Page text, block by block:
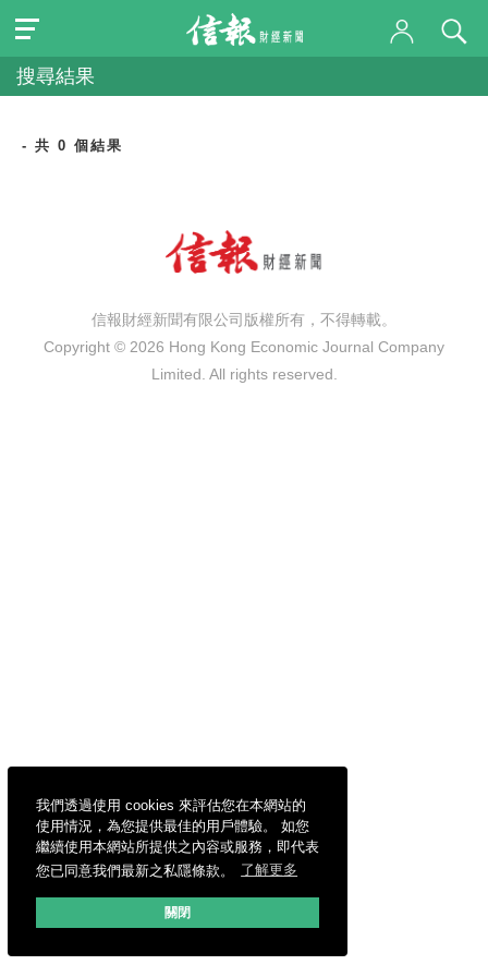
我們透過使用 cookies 來評估您在本網站的
使用情況，為您提供最佳的用戶體驗。 如您
繼續使用本網站所提供之內容或服務，即代表
您已同意我們最新之私隱條款。
了解更多
關閉
搜尋結果
- 共 0 個結果
信報財經新聞有限公司版權所有，不得轉載。
Copyright © 2026 Hong Kong Economic Journal Company
Limited. All rights reserved.